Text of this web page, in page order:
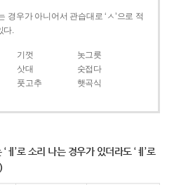
경우가 아니어서 관습대로 ‘ㅅ’으로 적
다.
기껏
놋그릇
삿대
숫접다
풋고추 햇곡식
‘ㅔ’로 소리 나는 경우가 있더라도 ‘ㅖ’로